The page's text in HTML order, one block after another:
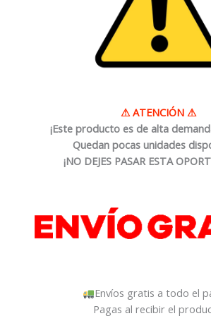
⚠ATENCIÓN ⚠
¡Este producto es de alta
Quedan pocas unidades
¡NO DEJES PASAR ESTA
Envíos gratis a todo el
Pagas al recibir el